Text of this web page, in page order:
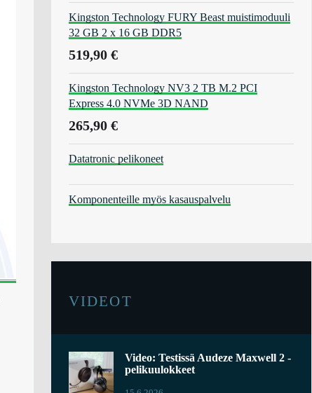
Kingston Technology FURY Beast muistimoduuli
32 GB 2 x 16 GB DDR5
519,90 €
Kingston Technology NV3 2 TB M.2 PCI
Express 4.0 NVMe 3D NAND
265,90 €
Datatronic pelikoneet
Komponenteille myös kasauspalvelu
VIDEOT
Video: Testissä Audeze Maxwell 2 -
pelikuulokkeet